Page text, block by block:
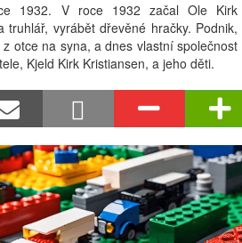
1932. V roce 1932 začal Ole Kirk
truhlář, vyrábět dřevěné hračky. Podnik,
otce na syna, a dnes vlastní společnost
Kjeld Kirk Kristiansen, a jeho děti.